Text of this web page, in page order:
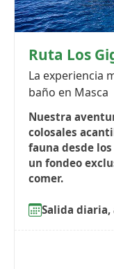
Ruta Los
La experiencia
baño en Masca
Nuestra
colosales
fauna desde
un fondeo
comer.
Salida diaria,